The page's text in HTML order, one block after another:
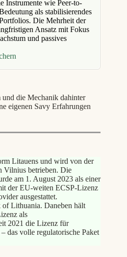
Instrumente wie Peer-to-
als stabilisierendes
Die Mehrheit der
Ansatz mit Fokus
und passives
die Mechanik dahinter
eigenen Savy Erfahrungen
Litauens und wird von der
Vilnius betrieben. Die
am 1. August 2023 als einer
der EU-weiten ECSP-Lizenz
ausgestattet.
Lithuania. Daneben hält
als
2021 die Lizenz für
das volle regulatorische Paket